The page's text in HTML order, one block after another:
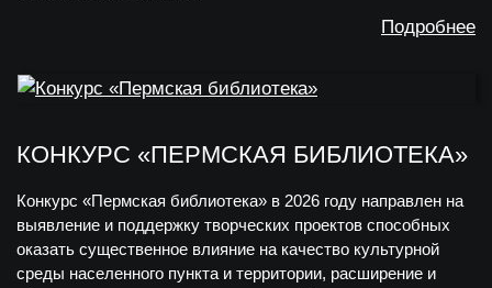
Подробнее
КОНКУРС «ПЕРМСКАЯ БИБЛИОТЕКА»
Конкурс «Пермская библиотека» в 2026 году направлен на
выявление и поддержку творческих проектов способных
оказать существенное влияние на качество культурной
среды населенного пункта и территории, расширение и